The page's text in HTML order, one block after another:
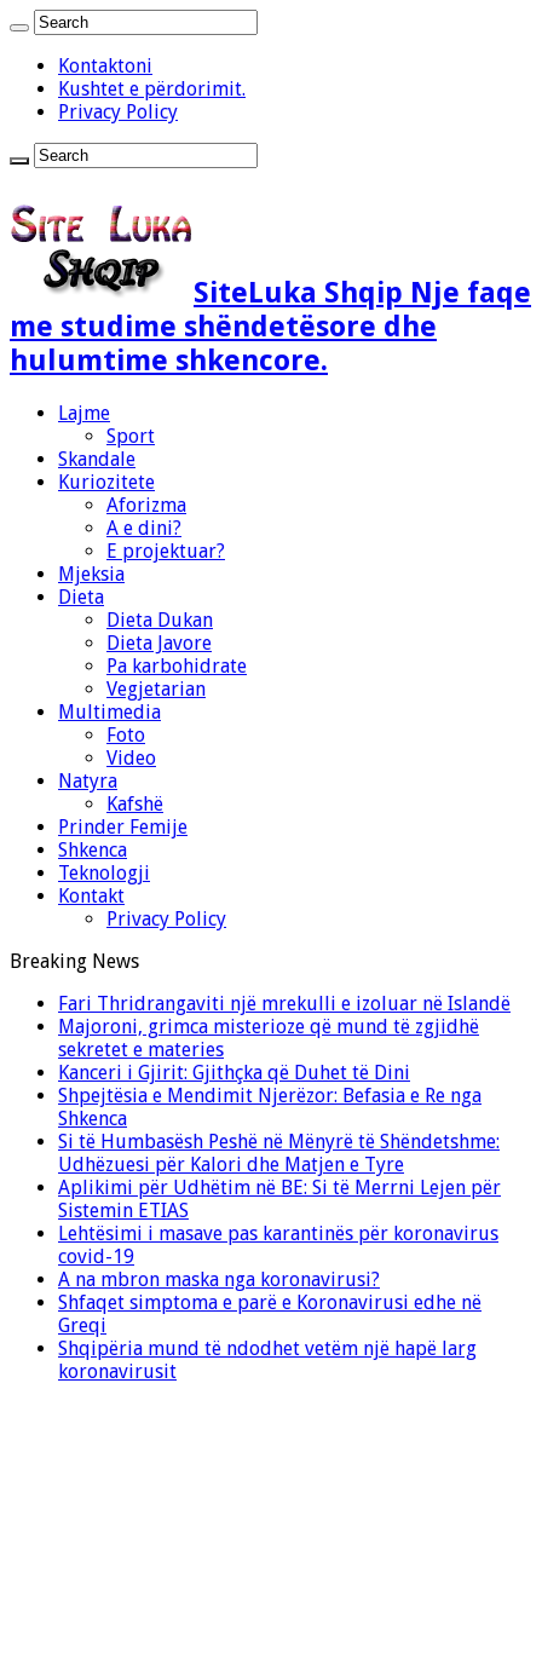
Kontaktoni
Kushtet e përdorimit.
Privacy Policy
SiteLuka Shqip Nje faqe
me studime shëndetësore dhe
hulumtime shkencore.
Lajme
Sport
Skandale
Kuriozitete
Aforizma
A e dini?
E projektuar?
Mjeksia
Dieta
Dieta Dukan
Dieta Javore
Pa karbohidrate
Vegjetarian
Multimedia
Foto
Video
Natyra
Kafshë
Prinder Femije
Shkenca
Teknologji
Kontakt
Privacy Policy
Breaking News
Fari Thridrangaviti një mrekulli e izoluar në Islandë
Majoroni, grimca misterioze që mund të zgjidhë
sekretet e materies
Kanceri i Gjirit: Gjithçka që Duhet të Dini
Shpejtësia e Mendimit Njerëzor: Befasia e Re nga
Shkenca
Si të Humbasësh Peshë në Mënyrë të Shëndetshme:
Udhëzuesi për Kalori dhe Matjen e Tyre
Aplikimi për Udhëtim në BE: Si të Merrni Lejen për
Sistemin ETIAS
Lehtësimi i masave pas karantinës për koronavirus
covid-19
A na mbron maska nga koronavirusi?
Shfaqet simptoma e parë e Koronavirusi edhe në
Greqi
Shqipëria mund të ndodhet vetëm një hapë larg
koronavirusit